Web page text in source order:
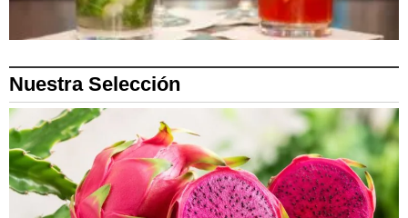
Nuestra Selección